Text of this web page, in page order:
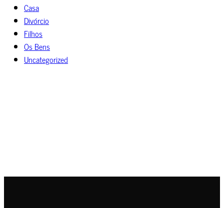
Casa
Divórcio
Filhos
Os Bens
Uncategorized